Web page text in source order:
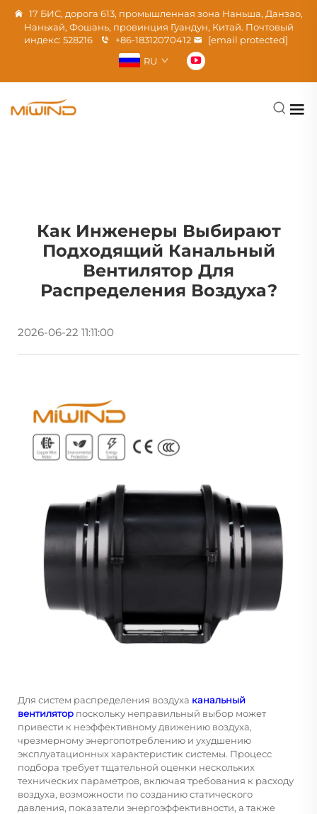
17 БИС, дорога 613, промышленная зона Наньша, Данзао,
Наньхай, Фошань, провинция Гуандун, Китай. Почтовый
индекс: 528216
+86-18312070412
[email protected]
RU
Как Инженеры Выбирают
Подходящий Канальный
Вентилятор Для
Распределения Воздуха?
2026-06-22 11:11:00
Для систем распределения воздуха канальный
вентилятор поскольку неправильный выбор может
привести к неэффективному движению воздуха,
чрезмерному энергопотреблению и ухудшению
эксплуатационных характеристик системы. Процесс
подбора требует тщательной оценки нескольких
технических параметров, включая требования к расходу
воздуха, возможности по созданию статического
давления, показатели энергоэффективности, а также